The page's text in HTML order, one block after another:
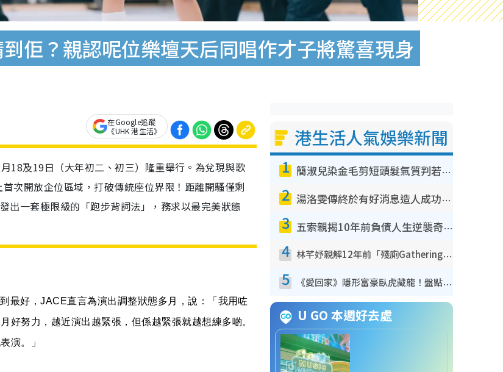
佢？親認呢位樂壇天后同唱作才子將驚喜現身
在Google追蹤
《UHK 港生活》
18及19日（大年初二、初三）隆重舉行。為兌現與歌
次開放企位區域，打破傳統座位界限！距離開騷僅剩
出一套極限級的「跑步背詞法」，務求以最完美狀態
最好，JACE直言為演出調整狀態多月，說：「我用咗
好努力，越近演出越緊張，但係越緊張就越想練多啲。
演。」
港生活人氣娛樂新聞
1 簡淑兒染金毛剪短頭髮氣質判若兩人！嚇壞老公麥大力都認唔出：「你做咩事？」
2 湯洛雯傳終於有好消息造人成功！兩大細節曝孕味極濃惹猜測：大肚婆先會咁！
3 五索親揭10年前負債人生逆襲奇蹟！全靠去一地方轉運後即遇上馬先生
4 林芊妤親解12年前「殘廁Gathering」真相！高層解約一句話重創尊嚴至今拒返TVB
5 《愛回家》隱形富豪臥虎藏龍！盤點12位財氣逼人的有錢藝人：呢位靚女3億身家唔憂做
U GO 本週好去處